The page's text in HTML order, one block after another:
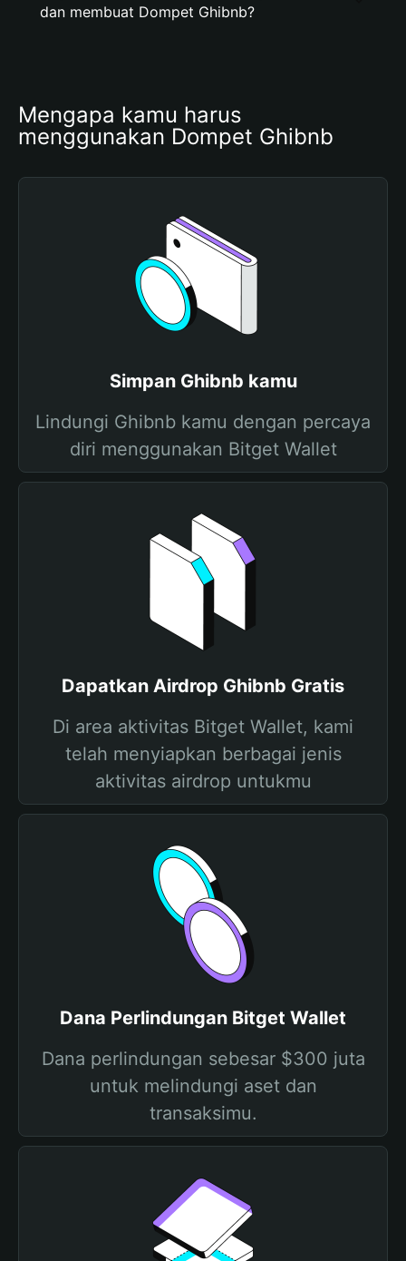
dan membuat Dompet Ghibnb?
Mengapa kamu harus
menggunakan Dompet Ghibnb
Simpan Ghibnb kamu
Lindungi Ghibnb kamu dengan percaya
diri menggunakan Bitget Wallet
Dapatkan Airdrop Ghibnb Gratis
Di area aktivitas Bitget Wallet, kami
telah menyiapkan berbagai jenis
aktivitas airdrop untukmu
Dana Perlindungan Bitget Wallet
Dana perlindungan sebesar $300 juta
untuk melindungi aset dan
transaksimu.